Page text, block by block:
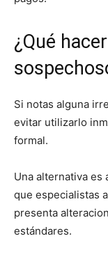
¿Qué
Si notas alguna
evitar utilizarlo
formal.
Una alternativa es
que especialistas
presenta
estándares.